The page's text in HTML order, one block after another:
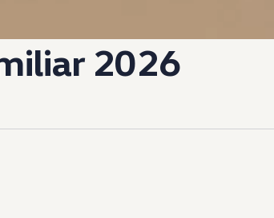
2026